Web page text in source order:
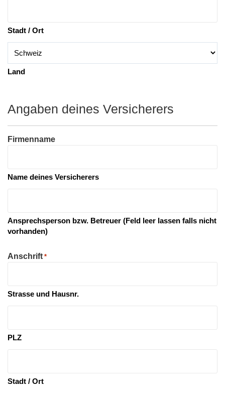
Stadt / Ort
Land
Angaben deines Versicherers
Firmenname
Name deines Versicherers
Ansprechsperson bzw. Betreuer (Feld leer lassen falls nicht
vorhanden)
Anschrift *
Strasse und Hausnr.
PLZ
Stadt / Ort